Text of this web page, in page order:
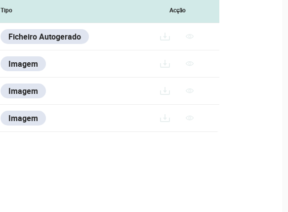
Tipo Acção
Ficheiro Autogerado
Imagem
Imagem
Imagem